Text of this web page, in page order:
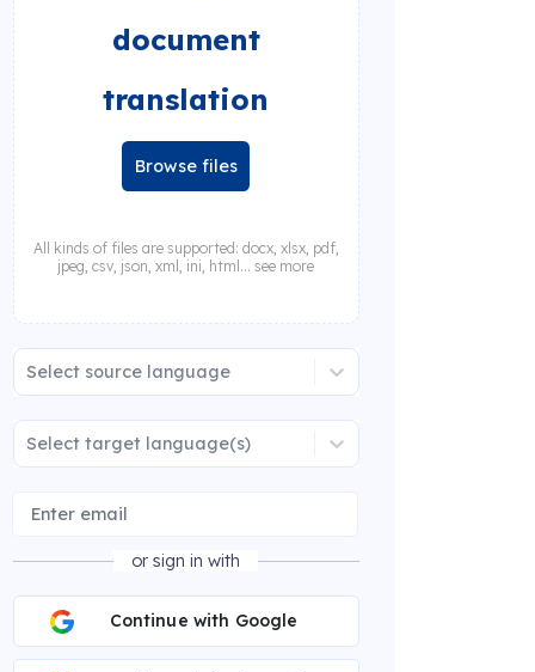
document
translation
Browse files
All kinds of files are supported: docx, xlsx, pdf,
jpeg, csv, json, xml, ini, html... see more
Select source language
Select target language(s)
or sign in with
Continue with Google